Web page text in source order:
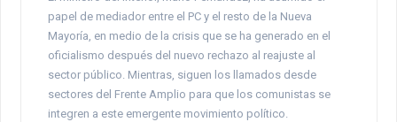
papel de mediador entre el PC y el resto de la Nueva
Mayoría, en medio de la crisis que se ha generado en el
oficialismo después del nuevo rechazo al reajuste al
sector público. Mientras, siguen los llamados desde
sectores del Frente Amplio para que los comunistas se
integren a este emergente movimiento político.